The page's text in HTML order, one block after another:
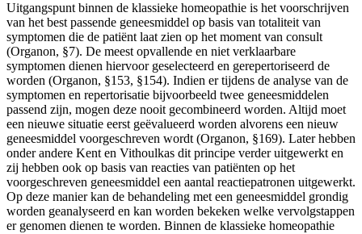
Uitgangspunt binnen de klassieke homeopathie is het voorschrijven
van het best passende geneesmiddel op basis van totaliteit van
symptomen die de patiënt laat zien op het moment van consult
(Organon, §7). De meest opvallende en niet verklaarbare
symptomen dienen hiervoor geselecteerd en gerepertoriseerd de
worden (Organon, §153, §154). Indien er tijdens de analyse van de
symptomen en repertorisatie bijvoorbeeld twee geneesmiddelen
passend zijn, mogen deze nooit gecombineerd worden. Altijd moet
een nieuwe situatie eerst geëvalueerd worden alvorens een nieuw
geneesmiddel voorgeschreven wordt (Organon, §169). Later hebben
onder andere Kent en Vithoulkas dit principe verder uitgewerkt en
zij hebben ook op basis van reacties van patiënten op het
voorgeschreven geneesmiddel een aantal reactiepatronen uitgewerkt.
Op deze manier kan de behandeling met een geneesmiddel grondig
worden geanalyseerd en kan worden bekeken welke vervolgstappen
er genomen dienen te worden. Binnen de klassieke homeopathie